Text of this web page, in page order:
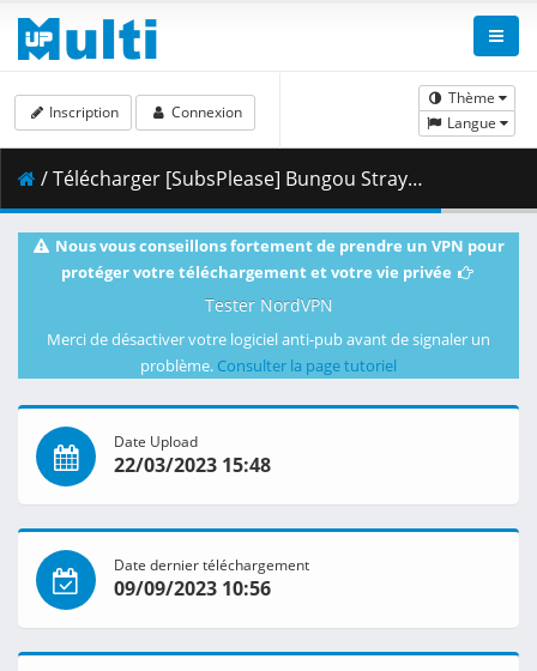
Thème
Langue
Inscription Connexion
/ Télécharger [SubsPlease] Bungou Stray Dogs - 49 (1080p) [6A3613D4].mkv.001 ( 460.00 MB )
Nous vous conseillons fortement de prendre un VPN pour
protéger votre téléchargement et votre vie privée
Tester NordVPN
Merci de désactiver votre logiciel anti-pub avant de signaler un
problème. Consulter la page tutoriel
Date Upload
22/03/2023 15:48
Date dernier téléchargement
09/09/2023 10:56